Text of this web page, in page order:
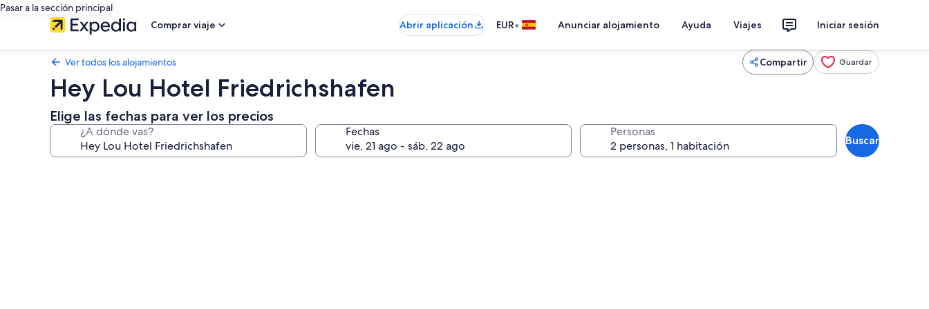
Pasar a la sección principal
Comprar viaje
Abrir aplicación EUR• Anunciar alojamiento Ayuda Viajes Iniciar sesión
Ver todos los alojamientos Compartir Guardar
Hey Lou Hotel Friedrichshafen
Elige las fechas para ver los precios
¿A dónde vas? Fechas Personas
Buscar